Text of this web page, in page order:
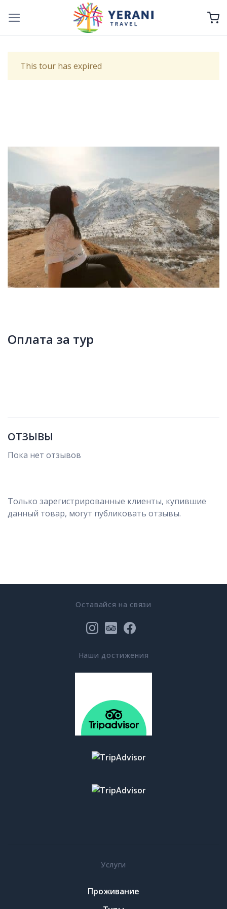
This tour has expired
Оплата за тур
ОТЗЫВЫ
Пока нет отзывов
Только зарегистрированные клиенты, купившие
данный товар, могут публиковать отзывы.
Оставайся на связи
Наши достижения
Услуги
Проживание